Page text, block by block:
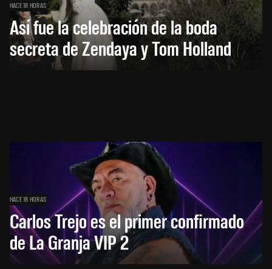
HACE 18 HORAS
Así fue la celebración de la boda
secreta de Zendaya y Tom Holland
HACE 18 HORAS
Carlos Trejo es el primer confirmado
de La Granja VIP 2